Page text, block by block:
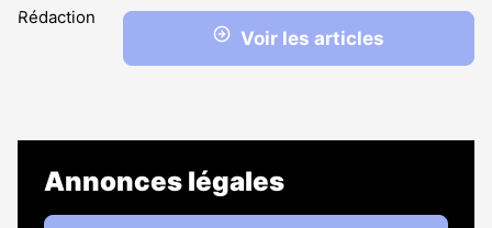
Voir les articles
Annonces légales